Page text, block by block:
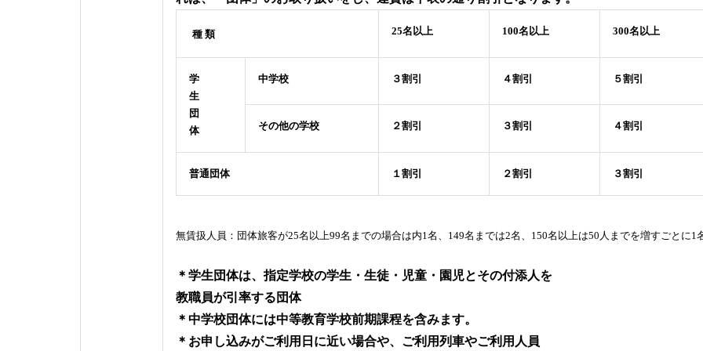
種 類 25名以上 100名以上 300名以上
学
生
団
体
中学校 ３割引 ４割引 ５割引
その他の学校 ２割引 ３割引 ４割引
普通団体 １割引 ２割引 ３割引
無賃扱人員： 団体旅客が25名以上99名までの場合は内1名、149名までは2名、150名以上は50人までを増すごとに1
＊学生団体は、指定学校の学生・生徒・児童・園児とその付添人を
教職員が引率する団体
＊中学校団体には中等教育学校前期課程を含みます。
＊お申し込みがご利用日に近い場合や、ご利用列車やご利用人員